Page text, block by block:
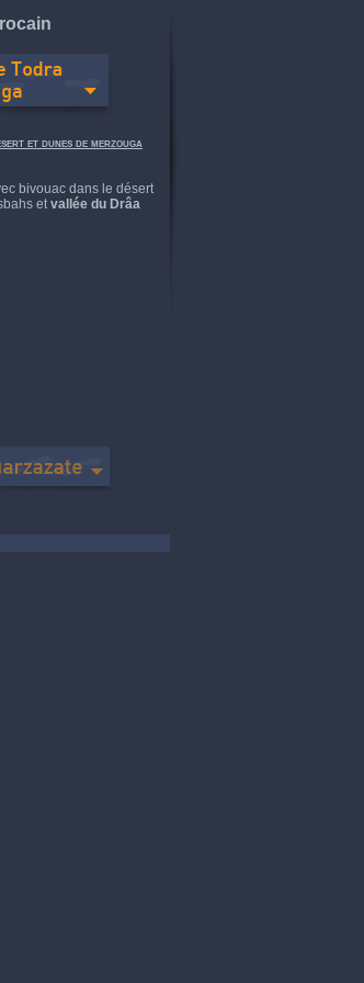
et dunes de merzouga
bivouac dans le désert
etvallée du Drâa